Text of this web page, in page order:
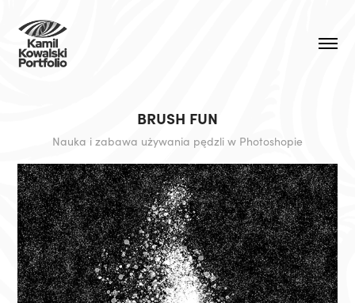
BRUSH FUN
Nauka i zabawa używania pędzli w Photoshopie